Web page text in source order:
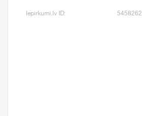
Iepirkumi.lv ID: 5458262